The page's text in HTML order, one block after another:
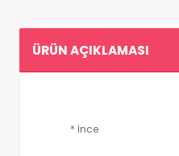
ÜRÜN AÇIKLAMASI
* İnce